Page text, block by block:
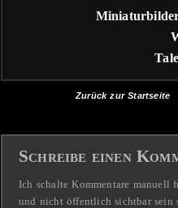
Zurück zur Startseite
Schreibe einen
Ich schalte Kommentare manuell
und nicht öffentlich sichtbar sein